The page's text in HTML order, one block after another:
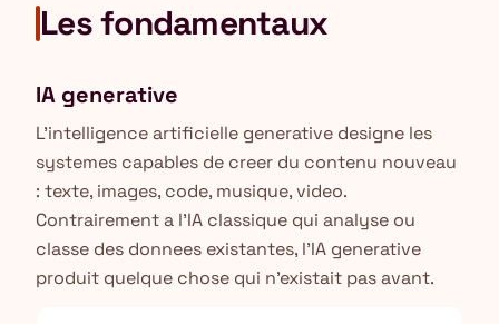
Les fondamentaux
IA generative
L'intelligence artificielle generative designe les
systemes capables de creer du contenu nouveau
: texte, images, code, musique, video.
Contrairement a l'IA classique qui analyse ou
classe des donnees existantes, l'IA generative
produit quelque chose qui n'existait pas avant.